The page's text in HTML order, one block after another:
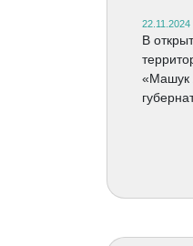
22.11.2024
В
«Машук